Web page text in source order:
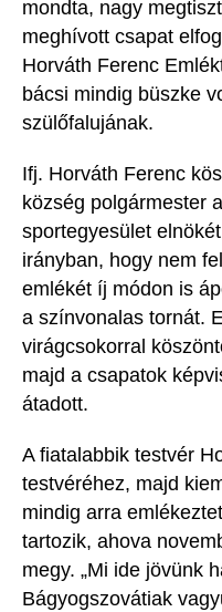
mondta, nagy
meghívott csapat
Horváth Ferenc
bácsi mindig büszke
szülőfalujának.
Ifj. Horváth Ferenc
község polgármester
sportegyesület
irányban, hogy nem
emlékét íj módon is
a színvonalas tornát.
virágcsokorral
majd a csapatok
átadott.
A fiatalabbik testvér
testvéréhez, majd
mindig arra
tartozik, ahova
megy. „Mi ide jövünk
Bágyogszovátiak